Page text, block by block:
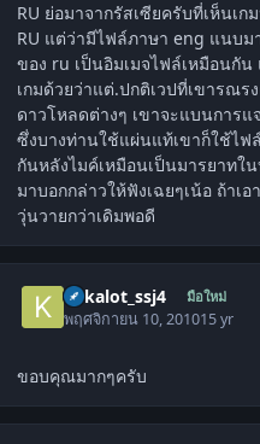
RU ย่อมาจากรัสเซียครับที่เห็นเ
RU แต่ว่ามีไฟล์ภาษา eng แนบม
ของ ru เป็นอิมเมจไฟล์เหมือนกั
เกมด้วยว่าแต่.ปกติเวปที่เขารณ
ดาวโหลดต่างๆ เขาจะแบนการ
ซึ่งบางท่านใช้แผ่นแท้เขาก็ใช้ไฟ
กันหลังไมค์เหมือนเป็นมารยาท
มาบอกกล่าวให้ฟังเฉยๆเน้อ ถ้าเ
วุ่นวายกว่าเดิมพอดี
kakalot_ssj4 มือใหม่
พฤศจิกายน 10, 201015 yr
ขอบคุณมากๆครับ